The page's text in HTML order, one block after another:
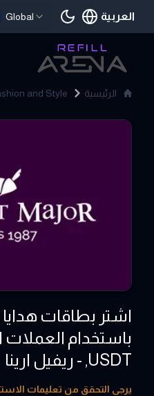
Global العربية
اللغة الحالية
الرئيسية and Style
,USDT - ريفيل ارينا
50 - 100 EUR
يرجى التحقق من تعليمات